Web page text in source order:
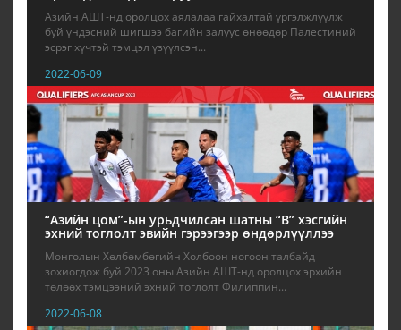
Азийн АШТ-нд оролцох аялалаа гайхалтай үргэлжлүүлж
буй үндэсний шигшээ багийн залуус өнөөдөр Палестиний
эсрэг хүчтэй тэмцэл үзүүлсэн...
2022-06-09
“Азийн цом”-ын урьдчилсан шатны “В” хэсгийн
эхний тоглолт эвийн гэрээгээр өндөрлүүллээ
Монголын Хөлбөмбөгийн Холбоон ногоон талбайд
зохиогдож буй 2023 оны Азийн АШТ-нд оролцох эрхийн
төлөөх тэмцээний эхний тоглолт Филиппин...
2022-06-08